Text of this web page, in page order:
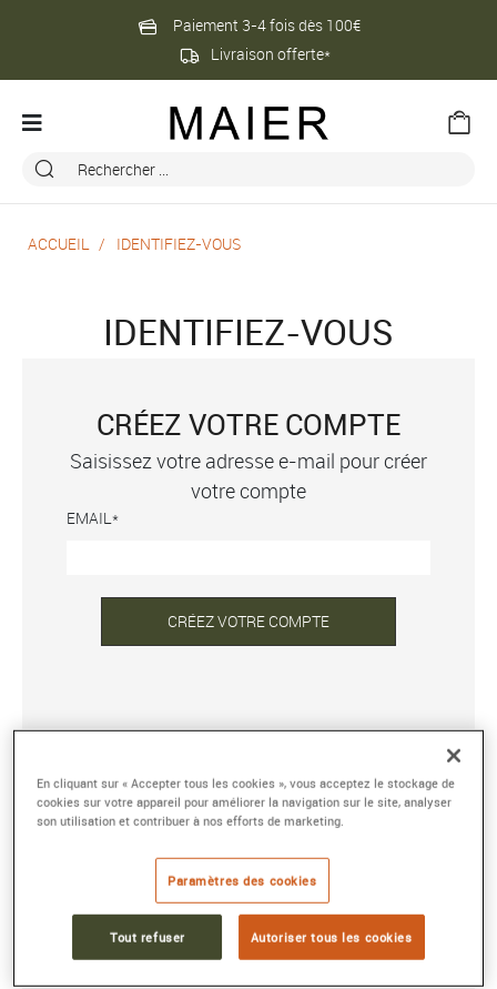
Paiement 3-4 fois dès 100€
Livraison offerte*
ACCUEIL IDENTIFIEZ-VOUS
IDENTIFIEZ-VOUS
CRÉEZ VOTRE COMPTE
Saisissez votre adresse e-mail pour créer
votre compte
EMAIL
CRÉEZ VOTRE COMPTE
ADRESSE E-MAIL OU NOM D'UTILISATEUR
MOT DE PASSE
En cliquant sur « Accepter tous les cookies », vous acceptez le stockage de
cookies sur votre appareil pour améliorer la navigation sur le site, analyser
son utilisation et contribuer à nos efforts de marketing.
Paramètres des cookies
Tout refuser Autoriser tous les cookies